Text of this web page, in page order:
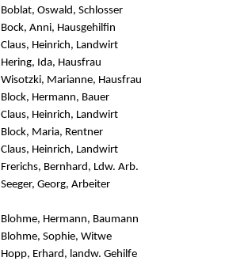
Boblat, Oswald, Schlosser
Bock, Anni, Hausgehilfin
Claus, Heinrich, Landwirt
Hering, Ida, Hausfrau
Wisotzki, Marianne, Hausfrau
Block, Hermann, Bauer
Claus, Heinrich, Landwirt
Block, Maria, Rentner
Claus, Heinrich, Landwirt
Frerichs, Bernhard, Ldw. Arb.
Seeger, Georg, Arbeiter
Blohme, Hermann, Baumann
Blohme, Sophie, Witwe
Hopp, Erhard, landw. Gehilfe